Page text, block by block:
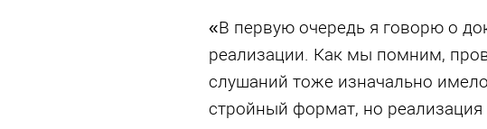
«В первую очередь я говорю о
реализации. Как мы помним,
слушаний тоже изначально
стройный формат, но